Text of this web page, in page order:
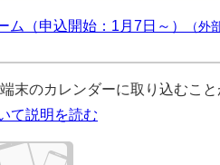
（申込開始：1月7日～） （外
末のカレンダーに取り込むこと
て説明を読む